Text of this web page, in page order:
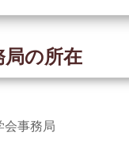
局の所在
事務局